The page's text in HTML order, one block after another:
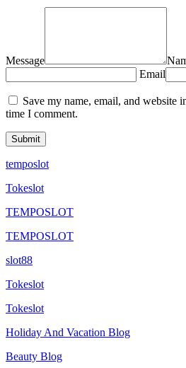
Message
Email
Save my name, email, and website
time I comment.
temposlot
Tokeslot
TEMPOSLOT
TEMPOSLOT
slot88
Tokeslot
Tokeslot
Holiday And Vacation Blog
Beauty Blog